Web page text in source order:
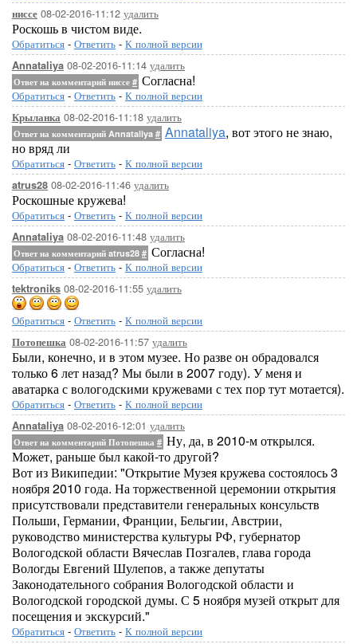
ниссе 08-02-2016-11:12 удалить
Роскошь в чистом виде.
Обратиться - Ответить - К полной версии
Annataliya 08-02-2016-11:14 удалить
Ответ на комментарий ниссе # Согласна!
Обратиться - Ответить - К полной версии
Крыланка 08-02-2016-11:18 удалить
Ответ на комментарий Annataliya # Annataliya, вот этого не знаю,
но вряд ли
Обратиться - Ответить - К полной версии
atrus28 08-02-2016-11:46 удалить
Роскошные кружева!
Обратиться - Ответить - К полной версии
Annataliya 08-02-2016-11:48 удалить
Ответ на комментарий atrus28 # Согласна!
Обратиться - Ответить - К полной версии
tektroniks 08-02-2016-11:55 удалить
Обратиться - Ответить - К полной версии
Потопешка 08-02-2016-11:57 удалить
Были, конечно, и в этом музее. Но разве он обрадовался
только 6 лет назад? Мы были в 2007 году). У меня и
аватарка с вологодскими кружевами с тех пор тут мотается).
Обратиться - Ответить - К полной версии
Annataliya 08-02-2016-12:01 удалить
Ответ на комментарий Потопешка # Ну, да, в 2010-м открылся.
Может, раньше был какой-то другой?
Вот из Википедии: "Открытие Музея кружева состоялось 3
ноября 2010 года. На торжественной церемонии открытия
присутствовали представители генеральных консульств
Польши, Германии, Франции, Бельгии, Австрии,
руководство министерства культуры РФ, губернатор
Вологодской области Вячеслав Позгалев, глава города
Вологды Евгений Шулепов, а также депутаты
Законодательного собрания Вологодской области и
Вологодской городской думы. С 5 ноября музей открыт для
посещения и экскурсий."
Обратиться - Ответить - К полной версии